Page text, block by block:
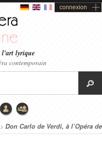
connexion
l'art lyrique
contemporain
> Don Carlo de Verdi, à l’Opéra de